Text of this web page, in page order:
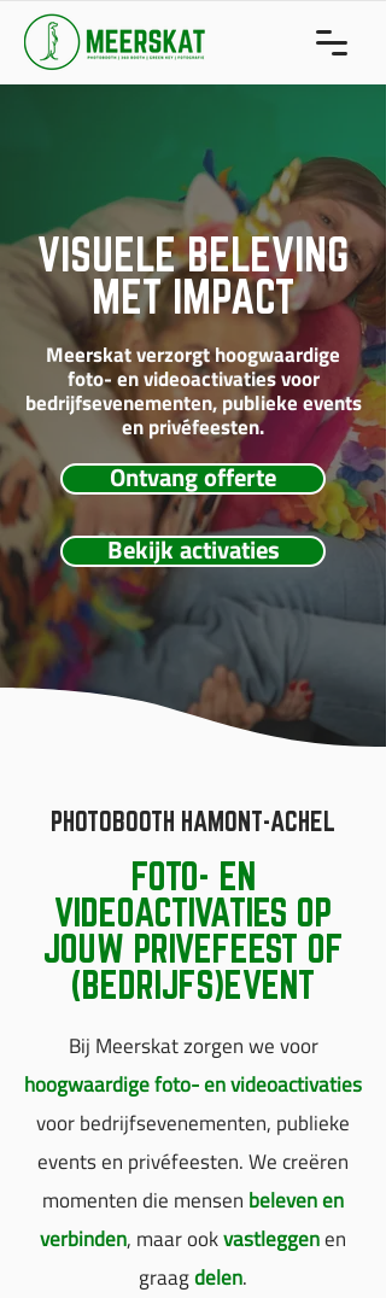
VISUELE BELEVING
MET IMPACT
Meerskat verzorgt hoogwaardige
foto- en videoactivaties voor
bedrijfsevenementen, publieke events
en privéfeesten.
Ontvang offerte
Bekijk activaties
PHOTOBOOTH HAMONT-ACHEL
FOTO- EN
VIDEOACTIVATIES OP
JOUW PRIVEFEEST OF
(BEDRIJFS)EVENT
Bij Meerskat zorgen we voor
hoogwaardige foto- en videoactivaties
voor bedrijfsevenementen, publieke
events en privéfeesten. We creëren
momenten die mensenbeleven en
verbinden, maar ookvastleggenen
graagdelen.